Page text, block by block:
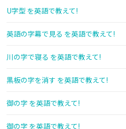
U字型 を英語で教えて!
英語の字幕で見る を英語で教えて!
川の字で寝る を英語で教えて!
黒板の字を消す を英語で教えて!
御の字 を英語で教えて!
御の字 を英語で教えて!